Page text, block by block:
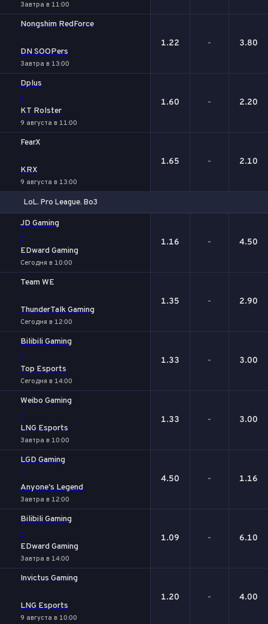
Завтра в 11:00
Nongshim RedForce
-
DN SOOPers
Завтра в 13:00
1.22 - 3.80
Dplus
-
KT Rolster
9 августа в 11:00
1.60 - 2.20
FearX
-
KRX
9 августа в 13:00
1.65 - 2.10
LoL. Pro League. Bo3
JD Gaming
-
EDward Gaming
Сегодня в 10:00
1.16 - 4.50
Team WE
-
ThunderTalk Gaming
Сегодня в 12:00
1.35 - 2.90
Bilibili Gaming
-
Top Esports
Сегодня в 14:00
1.33 - 3.00
Weibo Gaming
-
LNG Esports
Завтра в 10:00
1.33 - 3.00
LGD Gaming
-
Anyone's Legend
Завтра в 12:00
4.50 - 1.16
Bilibili Gaming
-
EDward Gaming
Завтра в 14:00
1.09 - 6.10
Invictus Gaming
-
LNG Esports
9 августа в 10:00
1.20 - 4.00